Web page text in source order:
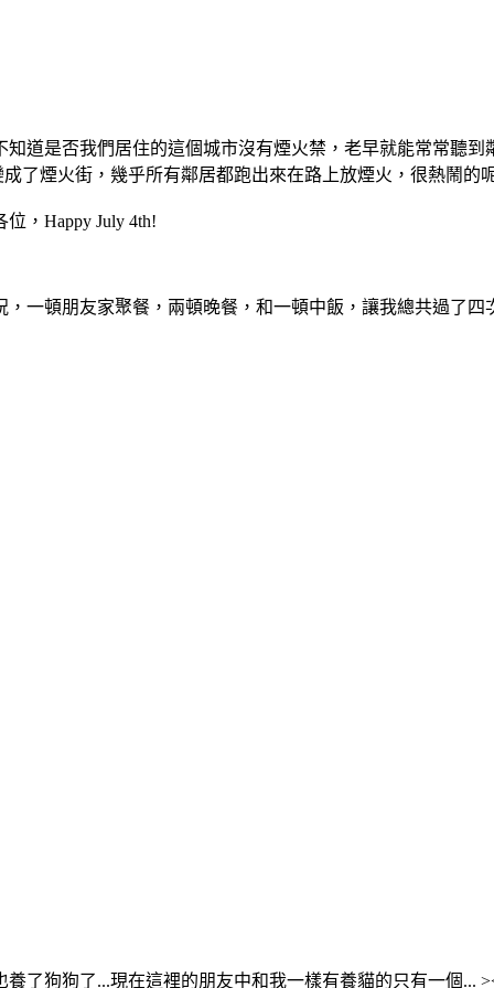
道是否我們居住的這個城市沒有煙火禁，老早就能常常聽
了煙火街，幾乎所有鄰居都跑出來在路上放煙火，很熱鬧的
，Happy July 4th!
一頓朋友家聚餐，兩頓晚餐，和一頓中飯，讓我總共過了
了狗狗了...現在這裡的朋友中和我一樣有養貓的只有一個...